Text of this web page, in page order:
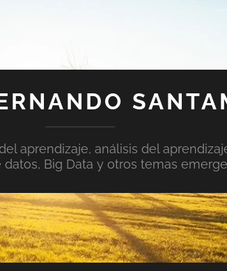
aprendizaje, análisis del
datos, Big Data y otros temas